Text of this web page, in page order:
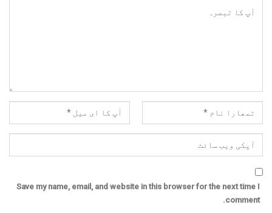
Save my name, email, and website in this browser for the next time I
comment.